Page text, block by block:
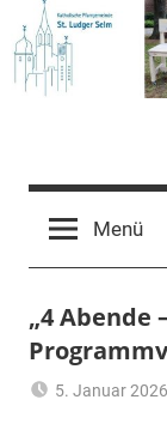
Inhalt
springen
St.
Selm
Menü
„4 Abende
5. Januar 2026